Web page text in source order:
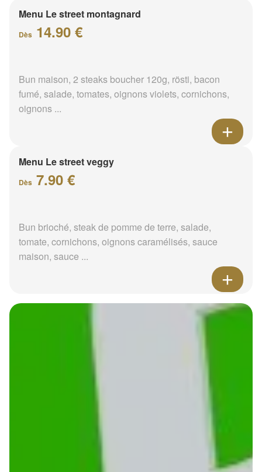
Menu Le street montagnard
Dès 14.90 €
Bun maison, 2 steaks boucher 120g, rösti, bacon
fumé, salade, tomates, oignons violets, cornichons,
oignons ...
Menu Le street veggy
Dès 7.90 €
Bun brioché, steak de pomme de terre, salade,
tomate, cornichons, oignons caramélisés, sauce
maison, sauce ...